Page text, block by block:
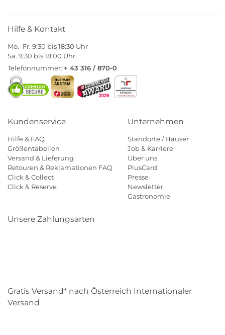
Hilfe & Kontakt
Mo.–Fr. 9:30 bis 18:30 Uhr
Sa. 9:30 bis 18:00 Uhr
Telefonnummer: + 43 316 / 870-0
Kundenservice
Hilfe & FAQ
Größentabellen
Versand & Lieferung
Retouren & Reklamationen FAQ
Click & Collect
Click & Reserve
Unternehmen
Standorte / Häuser
Job & Karriere
Über uns
PlusCard
Presse
Newsletter
Gastronomie
Unsere Zahlungsarten
Gratis Versand* nach Österreich Internationaler
Versand